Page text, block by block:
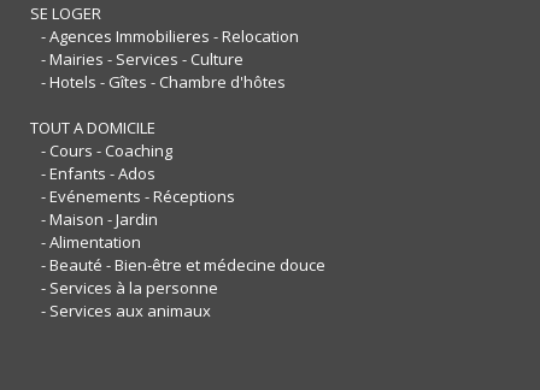
SE LOGER
- Agences Immobilieres - Relocation
- Mairies - Services - Culture
- Hotels - Gîtes - Chambre d'hôtes
TOUT A DOMICILE
- Cours - Coaching
- Enfants - Ados
- Evénements - Réceptions
- Maison - Jardin
- Alimentation
- Beauté - Bien-être et médecine douce
- Services à la personne
- Services aux animaux